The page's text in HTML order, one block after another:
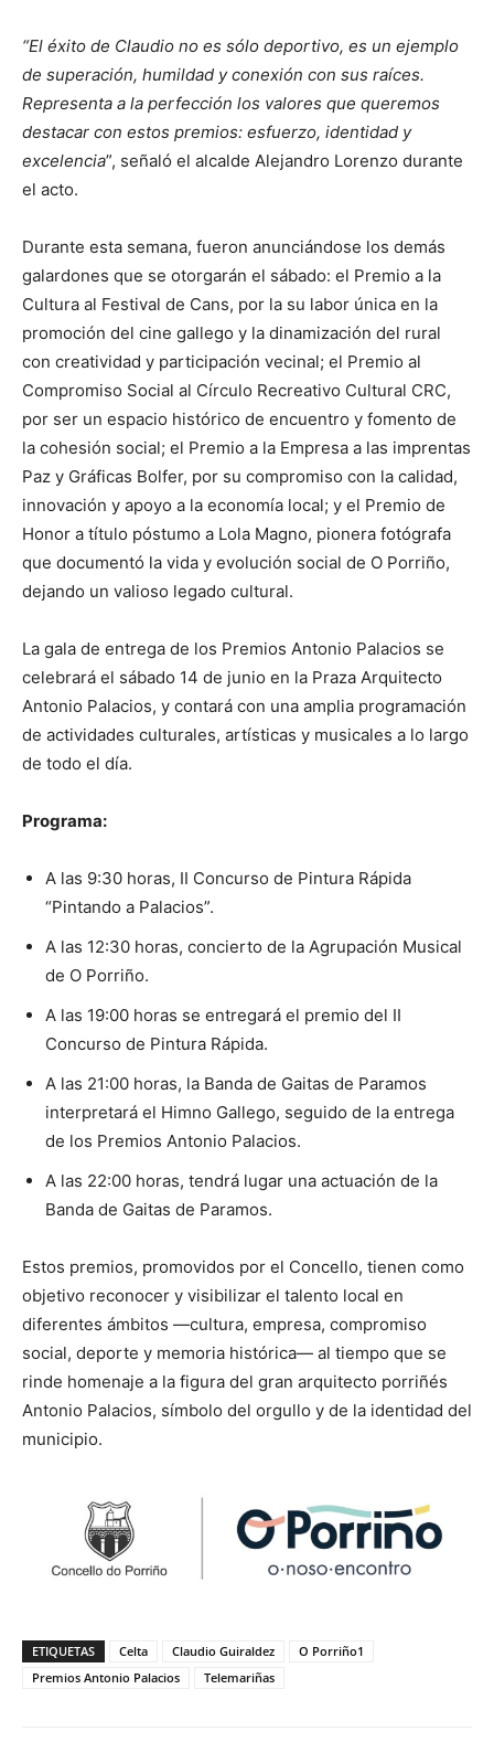
“El éxito de Claudio no es sólo deportivo, es un ejemplo
de superación, humildad y conexión con sus raíces.
Representa a la perfección los valores que queremos
destacar con estos premios: esfuerzo, identidad y
excelencia”, señaló el alcalde Alejandro Lorenzo durante
el acto.
Durante esta semana, fueron anunciándose los demás
galardones que se otorgarán el sábado: el Premio a la
Cultura al Festival de Cans, por la su labor única en la
promoción del cine gallego y la dinamización del rural
con creatividad y participación vecinal; el Premio al
Compromiso Social al Círculo Recreativo Cultural CRC,
por ser un espacio histórico de encuentro y fomento de
la cohesión social; el Premio a la Empresa a las imprentas
Paz y Gráficas Bolfer, por su compromiso con la calidad,
innovación y apoyo a la economía local; y el Premio de
Honor a título póstumo a Lola Magno, pionera fotógrafa
que documentó la vida y evolución social de O Porriño,
dejando un valioso legado cultural.
La gala de entrega de los Premios Antonio Palacios se
celebrará el sábado 14 de junio en la Praza Arquitecto
Antonio Palacios, y contará con una amplia programación
de actividades culturales, artísticas y musicales a lo largo
de todo el día.
Programa:
A las 9:30 horas, II Concurso de Pintura Rápida
“Pintando a Palacios”.
A las 12:30 horas, concierto de la Agrupación Musical
de O Porriño.
A las 19:00 horas se entregará el premio del II
Concurso de Pintura Rápida.
A las 21:00 horas, la Banda de Gaitas de Paramos
interpretará el Himno Gallego, seguido de la entrega
de los Premios Antonio Palacios.
A las 22:00 horas, tendrá lugar una actuación de la
Banda de Gaitas de Paramos.
Estos premios, promovidos por el Concello, tienen como
objetivo reconocer y visibilizar el talento local en
diferentes ámbitos —cultura, empresa, compromiso
social, deporte y memoria histórica— al tiempo que se
rinde homenaje a la figura del gran arquitecto porriñés
Antonio Palacios, símbolo del orgullo y de la identidad del
municipio.
ETIQUETAS Celta Claudio Guiraldez
O Porriño1
Premios Antonio Palacios
Telemariñas